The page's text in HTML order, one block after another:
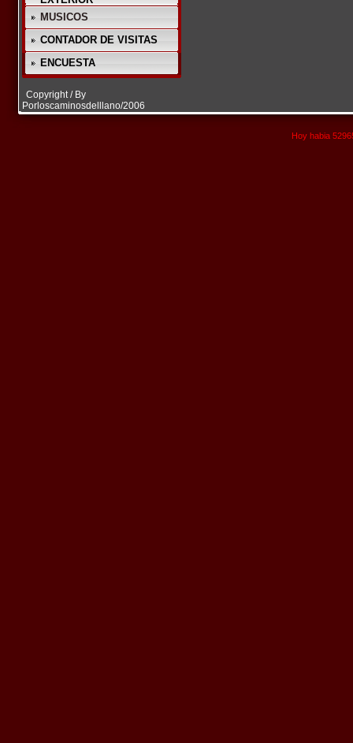
MUSICOS
CONTADOR DE VISITAS
ENCUESTA
Copyright / By
Porloscaminosdelllano/2006
Hoy habia